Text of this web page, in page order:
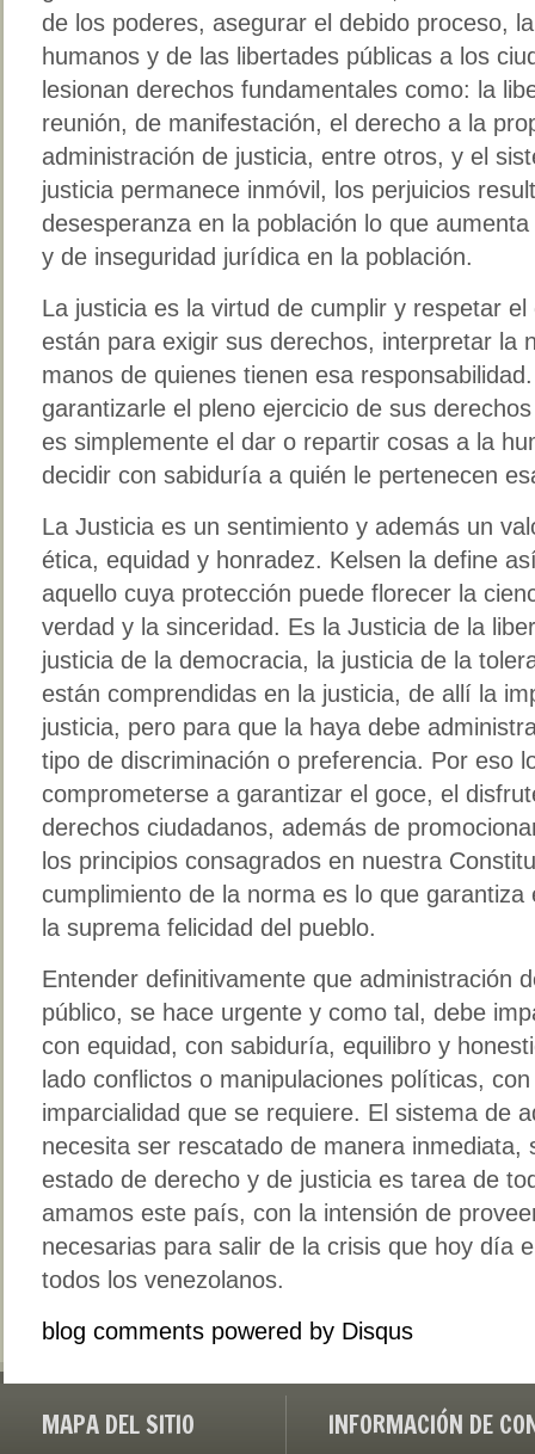
de los poderes, asegurar el debido proceso,
humanos y de las libertades públicas a los
lesionan derechos fundamentales como: la
reunión, de manifestación, el derecho a la
administración de justicia, entre otros, y el
justicia permanece inmóvil, los perjuicios
desesperanza en la población lo que
y de inseguridad jurídica en la población.
La justicia es la virtud de cumplir y respetar
están para exigir sus derechos, interpretar la
manos de quienes tienen esa
garantizarle el pleno ejercicio de sus
es simplemente el dar o repartir cosas a la
decidir con sabiduría a quién le pertenecen
La Justicia es un sentimiento y además un
ética, equidad y honradez. Kelsen la define
aquello cuya protección puede florecer la
verdad y la sinceridad. Es la Justicia de la
justicia de la democracia, la justicia de la
están comprendidas en la justicia, de allí la
justicia, pero para que la haya debe
tipo de discriminación o preferencia. Por eso
comprometerse a garantizar el goce, el
derechos ciudadanos, además de
los principios consagrados en nuestra
cumplimiento de la norma es lo que
la suprema felicidad del pueblo.
Entender definitivamente que administración
público, se hace urgente y como tal, debe
con equidad, con sabiduría, equilibro y
lado conflictos o manipulaciones políticas,
imparcialidad que se requiere. El sistema de
necesita ser rescatado de manera inmediata,
estado de derecho y de justicia es tarea de
amamos este país, con la intensión de
necesarias para salir de la crisis que hoy día
todos los venezolanos.
blog comments powered by Disqus
MAPA DEL SITIO INFORMACIÓN DE